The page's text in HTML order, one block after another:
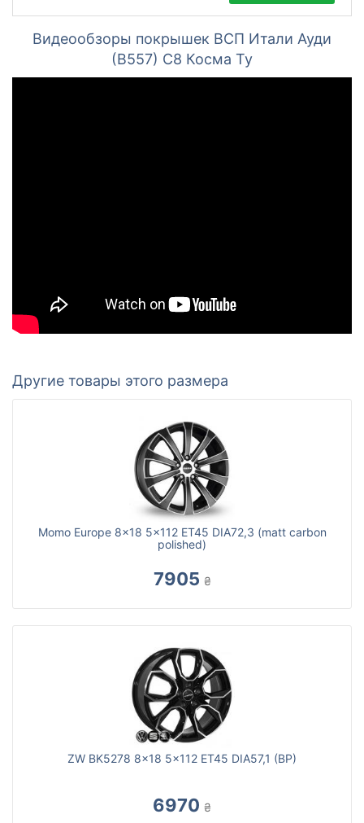
Видеообзоры покрышек ВСП Итали Ауди
(В557) С8 Косма Ту
Другие товары этого размера
Momo Europe 8x18 5x112 ET45 DIA72,3 (matt carbon
polished)
7905 ₴
ZW BK5278 8x18 5x112 ET45 DIA57,1 (BP)
6970 ₴